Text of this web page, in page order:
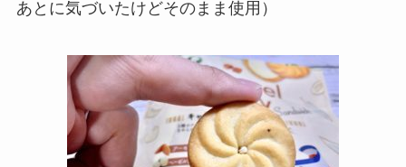
あとに気づいたけどそのまま使用）